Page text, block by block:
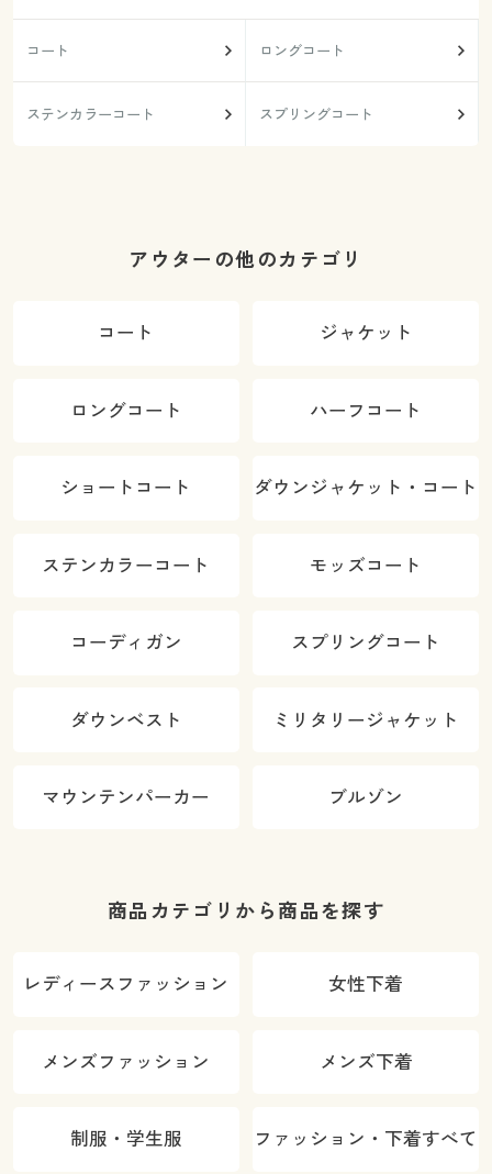
コート ロングコート
ステンカラーコート スプリングコート
アウターの他のカテゴリ
コート ジャケット
ロングコート ハーフコート
ショートコート ダウンジャケット・コート
ステンカラーコート モッズコート
コーディガン スプリングコート
ダウンベスト ミリタリージャケット
マウンテンパーカー ブルゾン
商品カテゴリから商品を探す
レディースファッション 女性下着
メンズファッション メンズ下着
制服・学生服 ファッション・下着すべて